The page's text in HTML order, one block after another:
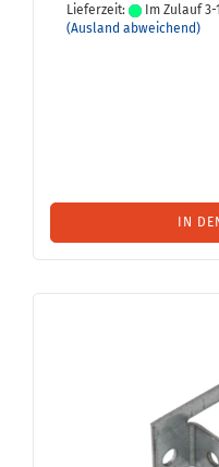
Lieferzeit:
Im Zulauf
(Ausland abweichend)
IN